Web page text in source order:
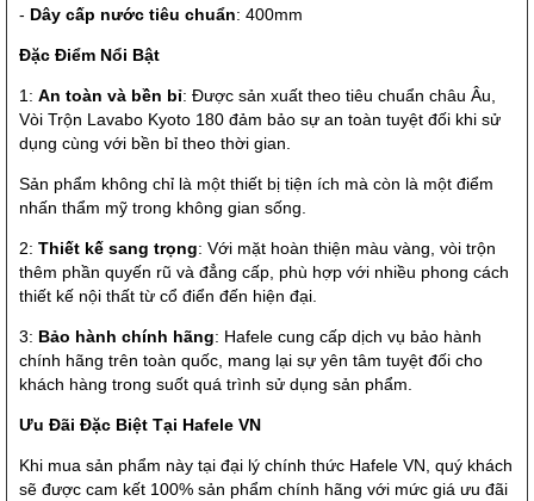
- Dây cấp nước tiêu chuẩn: 400mm
Đặc Điểm Nổi Bật
1: An toàn và bền bỉ: Được sản xuất theo tiêu chuẩn châu Âu,
Vòi Trộn Lavabo Kyoto 180 đảm bảo sự an toàn tuyệt đối khi sử
dụng cùng với bền bỉ theo thời gian.
Sản phẩm không chỉ là một thiết bị tiện ích mà còn là một điểm
nhấn thẩm mỹ trong không gian sống.
2: Thiết kế sang trọng: Với mặt hoàn thiện màu vàng, vòi trộn
thêm phần quyến rũ và đẳng cấp, phù hợp với nhiều phong cách
thiết kế nội thất từ cổ điển đến hiện đại.
3: Bảo hành chính hãng: Hafele cung cấp dịch vụ bảo hành
chính hãng trên toàn quốc, mang lại sự yên tâm tuyệt đối cho
khách hàng trong suốt quá trình sử dụng sản phẩm.
Ưu Đãi Đặc Biệt Tại Hafele VN
Khi mua sản phẩm này tại đại lý chính thức Hafele VN, quý khách
sẽ được cam kết 100% sản phẩm chính hãng với mức giá ưu đãi